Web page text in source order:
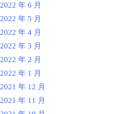
2022 年 6 月
2022 年 5 月
2022 年 4 月
2022 年 3 月
2022 年 2 月
2022 年 1 月
2021 年 12 月
2021 年 11 月